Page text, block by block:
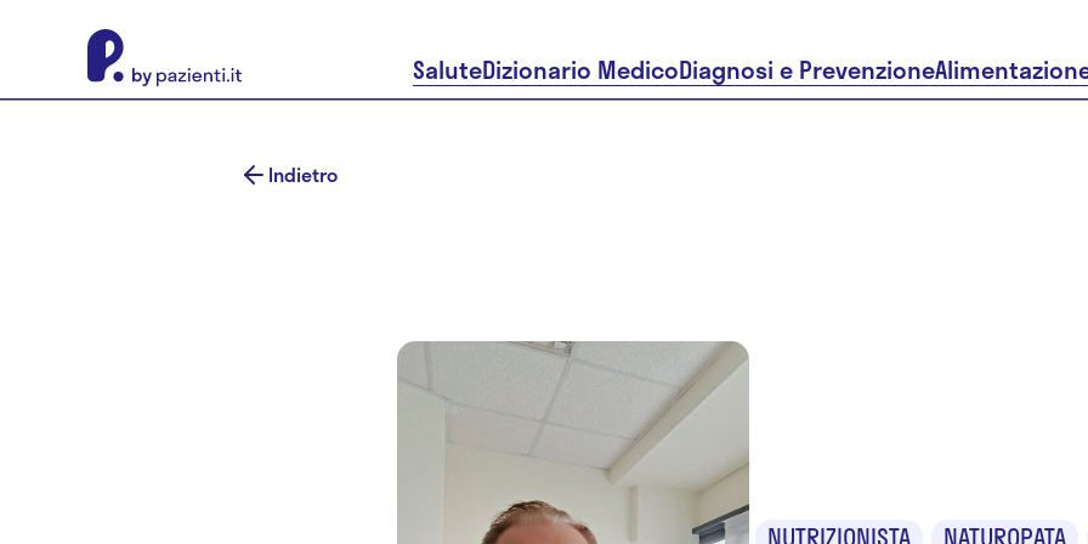
SaluteDizionario MedicoDiagnosi e Prevenzione
Indietro
NUTRIZIONISTA NATUROPATA